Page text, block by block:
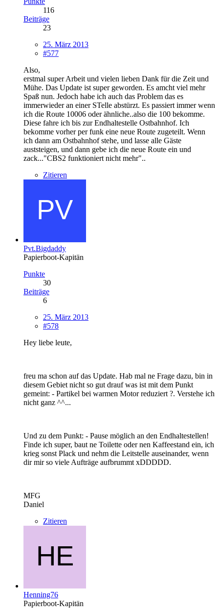
116
Beiträge
23
25. März 2013
#577
Also,
erstmal super Arbeit und vielen lieben Dank für die Zeit und
Mühe. Das Update ist super geworden. Es amcht viel mehr
Spaß nun. Jedoch habe ich auch das Problem das es
immerwieder an einer STelle abstürzt. Es passiert immer wenn
ich die Route 10006 oder ähnliche..also die 100 bekomme.
Diese fahre ich bis zur Endhaltestelle Ostbahnhof. Ich
bekomme vorher per funk eine neue Route zugeteilt. Wenn
ich dann am Ostbahnhof stehe, und lasse alle Gäste
auststeigen, und dann gebe ich die neue Route ein und
zack..."CBS2 funktioniert nicht mehr"..
Zitieren
Pvt.Bigdaddy
Papierboot-Kapitän
Punkte
30
Beiträge
6
25. März 2013
#578
Hey liebe leute,
freu ma schon auf das Update. Hab mal ne Frage dazu, bin in
diesem Gebiet nicht so gut drauf was ist mit dem Punkt
gemeint: - Partikel bei warmen Motor reduziert ?. Verstehe ich
nicht ganz ^^...
Und zu dem Punkt: - Pause möglich an den Endhaltestellen!
Finde ich super, baut ne Toilette oder nen Kaffeestand ein, ich
krieg sonst Plack und nehm die Leitstelle auseinander, wenn
dir mir so viele Aufträge aufbrummt xDDDDD.
MFG
Daniel
Zitieren
Henning76
Papierboot-Kapitän